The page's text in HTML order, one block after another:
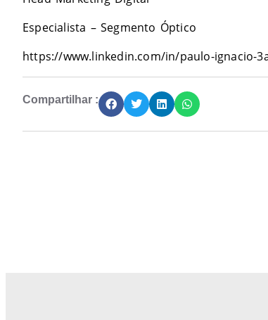
Especialista – Segmento Óptico
https://www.linkedin.com/in/paulo-ignacio-
Compartilhar :